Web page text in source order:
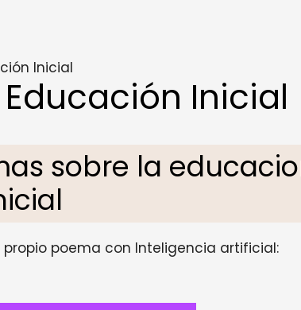
Inicial
Inicial
sobre la
poema con Inteligencia artificial: